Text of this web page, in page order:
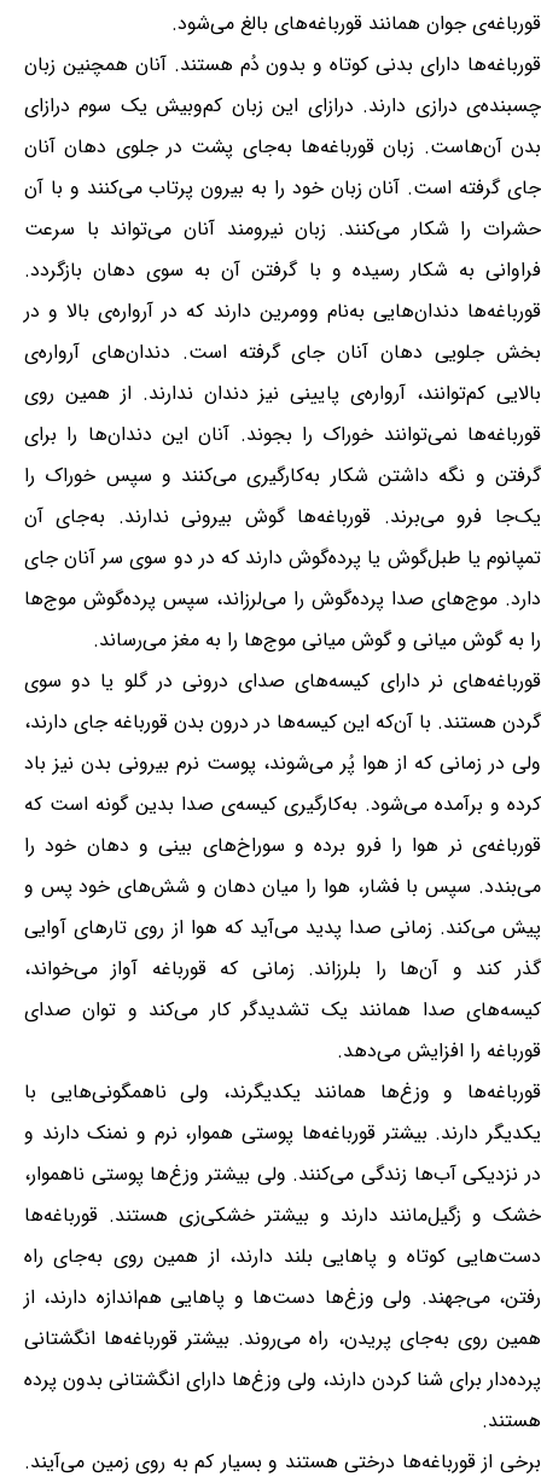
قورباغه‌ی جوان همانند قورباغه‌های بالغ می‌شود.
قورباغه‌ها دارای بدنی کوتاه و بدون دُم هستند. آنان همچنین زبان
چسبنده‌ی درازی دارند. درازای این زبان کم‌وبیش یک سوم درازای
بدن آن‌هاست. زبان قورباغه‌ها به‌جای پشت در جلوی دهان آنان
جای گرفته است. آنان زبان خود را به بیرون پرتاب می‌کنند و با آن
حشرات را شکار می‌کنند. زبان نیرومند آنان می‌تواند با سرعت
فراوانی به شکار رسیده و با گرفتن آن به سوی دهان بازگردد.
قورباغه‌ها دندان‌هایی به‌نام وومرین دارند که در آرواره‌ی بالا و در
بخش جلویی دهان آنان جای گرفته است. دندان‌های آرواره‌ی
بالایی کم‌توانند، آرواره‌ی پایینی نیز دندان ندارند. از همین روی
قورباغه‌ها نمی‌توانند خوراک را بجوند. آنان این دندان‌ها را برای
گرفتن و نگه داشتن شکار به‌کارگیری می‌کنند و سپس خوراک را
یک‌جا فرو می‌برند. قورباغه‌ها گوش بیرونی ندارند. به‌جای آن
تمپانوم یا طبل‌گوش یا پرده‌گوش دارند که در دو سوی سر آنان جای
دارد. موج‌های صدا پرده‌گوش را می‌لرزاند، سپس پرده‌گوش موج‌ها
را به گوش میانی و گوش میانی موج‌ها را به مغز می‌رساند.
قورباغه‌های نر دارای کیسه‌های صدای درونی در گلو یا دو سوی
گردن هستند. با آن‌که این کیسه‌ها در درون بدن قورباغه جای دارند،
ولی در زمانی که از هوا پُر می‌شوند، پوست نرم بیرونی بدن نیز باد
کرده و برآمده می‌شود. به‌کارگیری کیسه‌ی صدا بدین گونه است که
قورباغه‌ی نر هوا را فرو برده و سوراخ‌های بینی و دهان خود را
می‌بندد. سپس با فشار، هوا را میان دهان و شش‌های خود پس و
پیش می‌کند. زمانی صدا پدید می‌آید که هوا از روی تارهای آوایی
گذر کند و آن‌ها را بلرزاند. زمانی که قورباغه آواز می‌خواند،
کیسه‌های صدا همانند یک تشدیدگر کار می‌کند و توان صدای
قورباغه را افزایش می‌دهد.
قورباغه‌ها و وزغ‌ها همانند یکدیگرند، ولی ناهمگونی‌هایی با
یکدیگر دارند. بیشتر قورباغه‌ها پوستی هموار، نرم و نمنک دارند و
در نزدیکی آب‌ها زندگی می‌کنند. ولی بیشتر وزغ‌ها پوستی ناهموار،
خشک و زگیل‌مانند دارند و بیشتر خشکی‌زی هستند. قورباغه‌ها
دست‌هایی کوتاه و پاهایی بلند دارند، از همین روی به‌جای راه
رفتن، می‌جهند. ولی وزغ‌ها دست‌ها و پاهایی هم‌اندازه دارند، از
همین روی به‌جای پریدن، راه می‌روند. بیشتر قورباغه‌ها انگشتانی
پرده‌دار برای شنا کردن دارند، ولی وزغ‌ها دارای انگشتانی بدون پرده
هستند.
برخی از قورباغه‌ها درختی هستند و بسیار کم به روی زمین می‌آیند.